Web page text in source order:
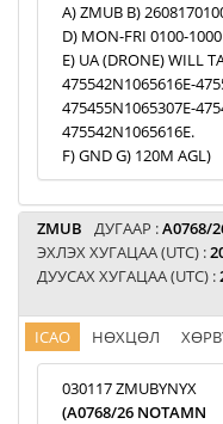
A) ZMUB B)
D) MON-FRI 0100-1000
E) UA (DRONE) WILL
475542N1065616E-
475455N1065307E-
475542N1065616E.
F) GND G) 120M AGL)
ZMUB ДУГААР :A0768/
ЭХЛЭХ ХУГАЦАА (UTC) :
ДУУСАХ ХУГАЦАА (UTC) :
ICAO НӨХЦӨЛ
030117 ZMUBYNYX
(A0768/26 NOTAMN